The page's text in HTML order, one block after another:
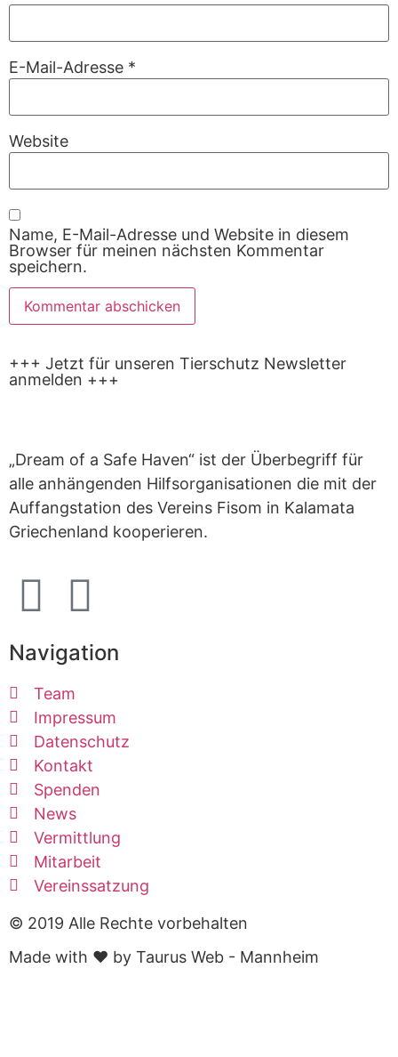
E-Mail-Adresse *
Website
Name, E-Mail-Adresse und Website in diesem
Browser für meinen nächsten Kommentar
speichern.
+++ Jetzt für unseren Tierschutz Newsletter
anmelden +++
„Dream of a Safe Haven“ ist der Überbegriff für
alle anhängenden Hilfsorganisationen die mit der
Auffangstation des Vereins Fisom in Kalamata
Griechenland kooperieren.
Navigation
Team
Impressum
Datenschutz
Kontakt
Spenden
News
Vermittlung
Mitarbeit
Vereinssatzung
© 2019 Alle Rechte vorbehalten
Made with ❤ by Taurus Web - Mannheim